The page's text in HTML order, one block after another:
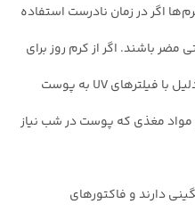
اگر در زمان نادرست استفاده
مضر باشند. اگر از کرم روز برای
شب استفاده کنید، در واقع شما بی‌دلیل با فیلترهای UV به پوست
مواد مغذی که پوست در شب نیاز
دارند و فاکتورهای